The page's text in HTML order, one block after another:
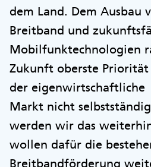
dem Land. Dem Ausbau
Breitband und
Mobilfunktechnologien
Zukunft oberste
der eigenwirtschaftliche
Markt nicht
werden wir das
wollen dafür die
Breitbandförderung